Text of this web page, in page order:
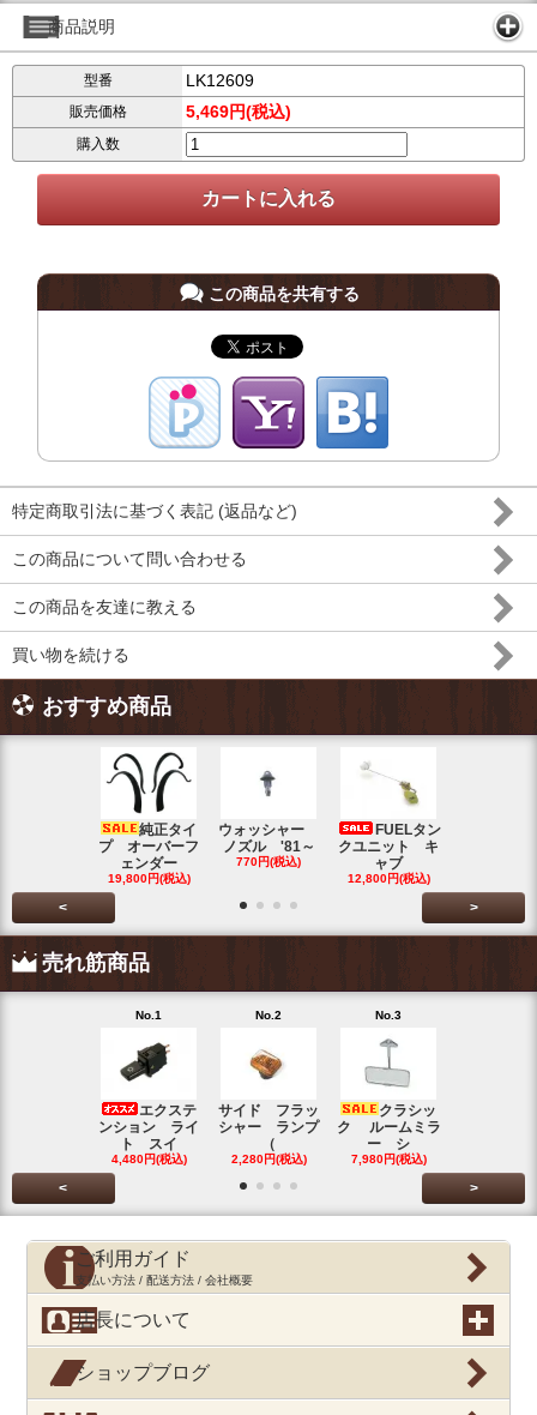
商品説明
型番 LK12609
販売価格 5,469円(税込)
購入数
この商品を共有する
特定商取引法に基づく表記 (返品など)
この商品について問い合わせる
この商品を友達に教える
買い物を続ける
おすすめ商品
純正タイ
プ オーバーフ
ェンダー
19,800円(税込)
ウォッシャー
ノズル '81～
770円(税込)
FUELタン
クユニット キ
ャブ
12,800円(税込)
< >
売れ筋商品
No.1
エクステ
ンション ライ
ト スイ
4,480円(税込)
No.2
サイド フラッ
シャー ランプ
（
2,280円(税込)
No.3
クラシッ
ク ルームミラ
ー シ
7,980円(税込)
< >
ご利用ガイド
支払い方法 / 配送方法 / 会社概要
店長について
ショップブログ